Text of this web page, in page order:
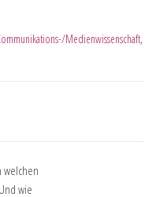
Medienwissenschaft,
welchen
wie